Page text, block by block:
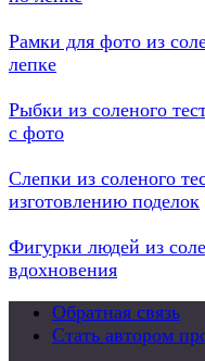
Рамки для фото из
лепке
Рыбки из соленого
с фото
Слепки из соленого
изготовлению поделок
Фигурки людей из
вдохновения
Обратная связь
Стать автором